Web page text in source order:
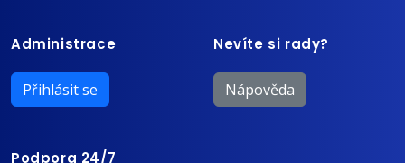
Administrace
Přihlásit se
Nevíte si rady?
Nápověda
Podpora 24/7